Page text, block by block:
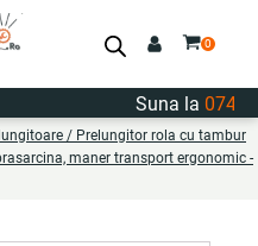
Suna la
/ Prelungitor rola cu tambur
maner transport ergonomic -